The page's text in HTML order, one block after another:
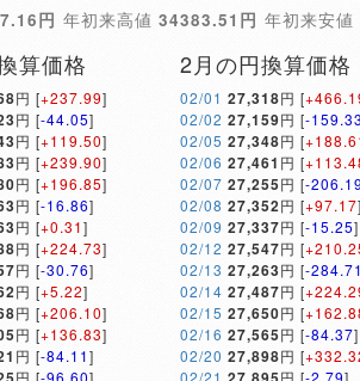
円 年初来高値 34383.51円 年初来安値
算価格
円 [+237.99]
円 [-44.05]
円 [+119.50]
円 [+239.90]
円 [+196.85]
円 [-16.86]
円 [+0.31]
円 [+224.73]
円 [-30.76]
円 [+5.22]
円 [+206.10]
円 [+136.83]
円 [-84.11]
円 [-96.60]
2月の円換算価格
02/01 27,318円 [
02/02 27,159円 [-
02/05 27,348円 [
02/06 27,461 円 [
02/07 27,255円 [-
02/08 27,352円 [+97.17]
02/09 27,337円 [-15.25]
02/12 27,547円 [
02/13 27,263円 [-
02/14 27,487円 [
02/15 27,650円 [
02/16 27,565円 [-84.37]
02/20 27,898円 [
02/21
円 [-2.79]